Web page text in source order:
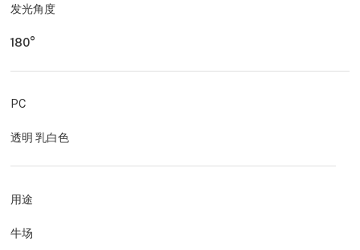
发光角度
180°
PC
透明 乳白色
用途
牛场